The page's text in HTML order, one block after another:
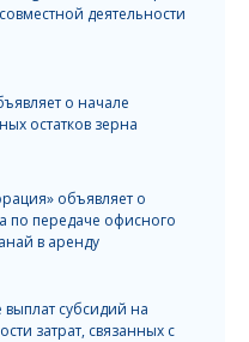
деятельности
о начале
остатков зерна
объявляет о
по передаче офисного
в аренду
субсидий на
затрат, связанных с